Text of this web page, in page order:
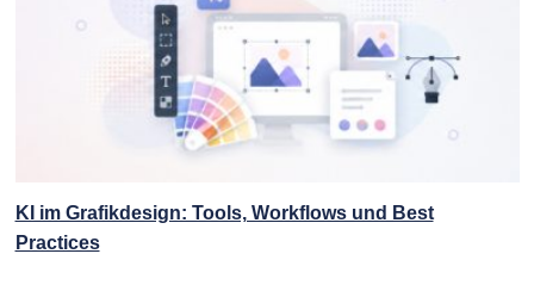
KI im Grafikdesign: Tools, Workflows und Best
Practices